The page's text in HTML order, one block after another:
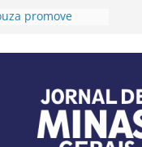
promove
públicas
Diretor e do